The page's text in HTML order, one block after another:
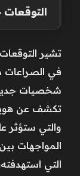
التوقعات
تشير
في الصراعات
شخصيات
تكشف عن هوية
والتي ستؤثر
المواجهات
التي